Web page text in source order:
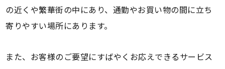
の近くや繁華街の中にあり、通勤やお買い物の間に立ち
寄りやすい場所にあります。
また、お客様のご要望にすばやくお応えできるサービス